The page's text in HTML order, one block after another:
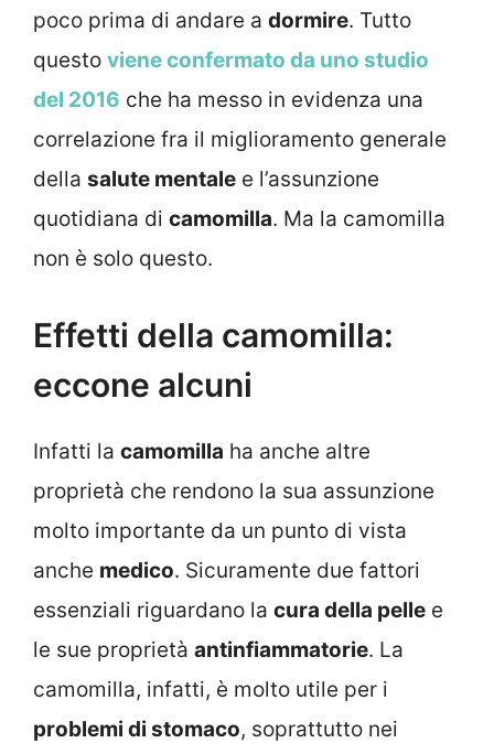
poco prima di andare a dormire. Tutto
questo viene confermato da uno studio
del 2016 che ha messo in evidenza una
correlazione fra il miglioramento generale
della salute mentale e l’assunzione
quotidiana di camomilla. Ma la camomilla
non è solo questo.
Effetti della camomilla:
eccone alcuni
Infatti la camomilla ha anche altre
proprietà che rendono la sua assunzione
molto importante da un punto di vista
anche medico. Sicuramente due fattori
essenziali riguardano la cura della pelle e
le sue proprietà antinfiammatorie. La
camomilla, infatti, è molto utile per i
problemi di stomaco, soprattutto nei